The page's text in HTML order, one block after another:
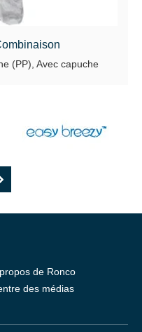
(PP), Avec capuche
de Ronco
des médias